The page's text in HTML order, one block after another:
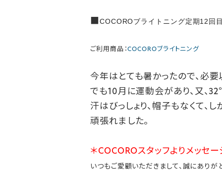
■COCOROブライトニング定期12
ご利用商品：COCOROブライトニング
今年はとても暑かったので、必
でも10月に運動会があり、又、
汗はびっしょり、帽子もなくて、
頑張れました。
＊COCOROスタッフよりメッセー
いつもご愛顧いただきまして、誠にありが